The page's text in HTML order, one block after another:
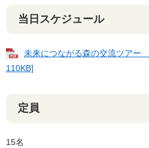
当日スケジュール
未来につながる森の交流ツアー
110KB]
定員
15名